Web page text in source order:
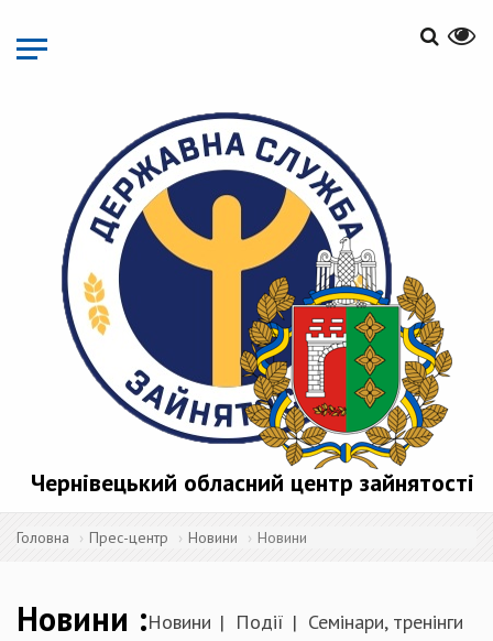
основного
матеріалу
Чернівецький обласний центр зайнятості
Головна Прес-центр Новини Новини
Новини Новини Події Семінари, тренінги